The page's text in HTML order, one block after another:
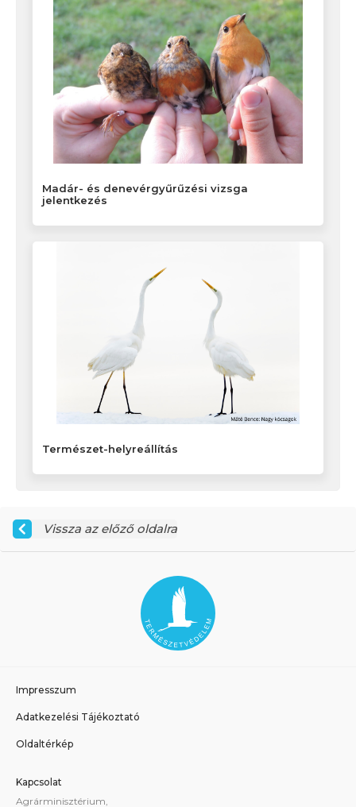
Madár- és denevérgyűrűzési vizsga
jelentkezés
Természet-helyreállítás
Vissza az előző oldalra
Impresszum
Adatkezelési Tájékoztató
Oldaltérkép
Kapcsolat
Agrárminisztérium,